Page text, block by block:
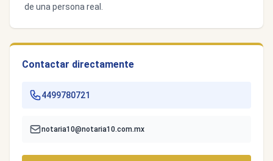
de una persona real.
Contactar directamente
4499780721
notaria10@notaria10.com.mx